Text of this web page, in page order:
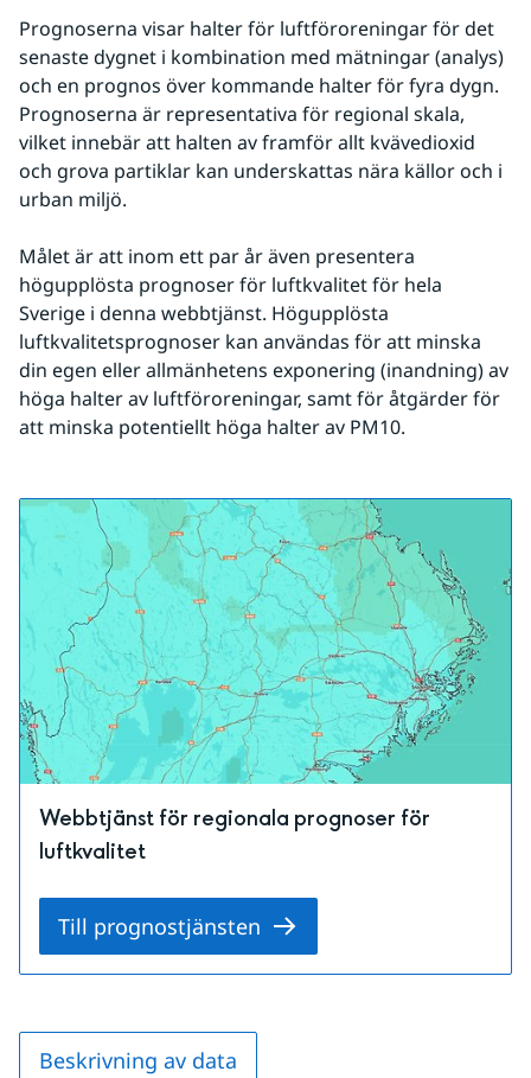
Prognoserna visar halter för luftföroreningar för det
senaste dygnet i kombination med mätningar (analys)
och en prognos över kommande halter för fyra dygn.
Prognoserna är representativa för regional skala,
vilket innebär att halten av framför allt kvävedioxid
och grova partiklar kan underskattas nära källor och i
urban miljö.
Målet är att inom ett par år även presentera
högupplösta prognoser för luftkvalitet för hela
Sverige i denna webbtjänst. Högupplösta
luftkvalitetsprognoser kan användas för att minska
din egen eller allmänhetens exponering (inandning) av
höga halter av luftföroreningar, samt för åtgärder för
att minska potentiellt höga halter av PM10.
Webbtjänst för regionala prognoser för
luftkvalitet
Till prognostjänsten
Beskrivning av data